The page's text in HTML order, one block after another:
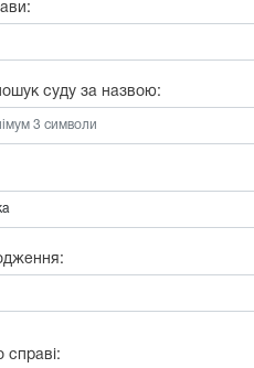
суду за назвою:
справі: